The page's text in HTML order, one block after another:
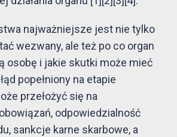
najważniejsze jest nie tylko
wezwany, ale też po co organ
osobę i jakie skutki może mieć
popełniony na etapie
przełożyć się na
odpowiedzialność
sankcje karne skarbowe, a